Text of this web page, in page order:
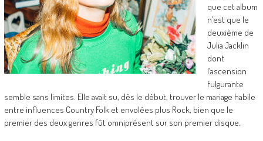
que cet album
n’est que le
deuxième de
Julia Jacklin
dont
l’ascension
fulgurante
semble sans limites. Elle avait su, dès le début, trouver le mariage habile
entre influences Country Folk et envolées plus Rock, bien que le
premier des deux genres fût omniprésent sur son premier disque.